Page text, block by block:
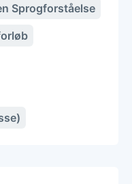
Sprogforståelse